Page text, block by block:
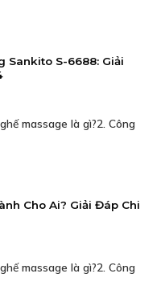
Sankito S-6688: Giải
massage là gì?2. Công
Cho Ai? Giải Đáp Chi
massage là gì?2. Công